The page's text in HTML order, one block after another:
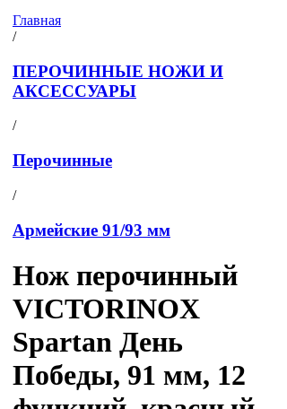
Главная
/
ПЕРОЧИННЫЕ НОЖИ И
АКСЕССУАРЫ
/
Перочинные
/
Армейские 91/93 мм
Нож перочинный
VICTORINOX
Spartan День
Победы, 91 мм, 12